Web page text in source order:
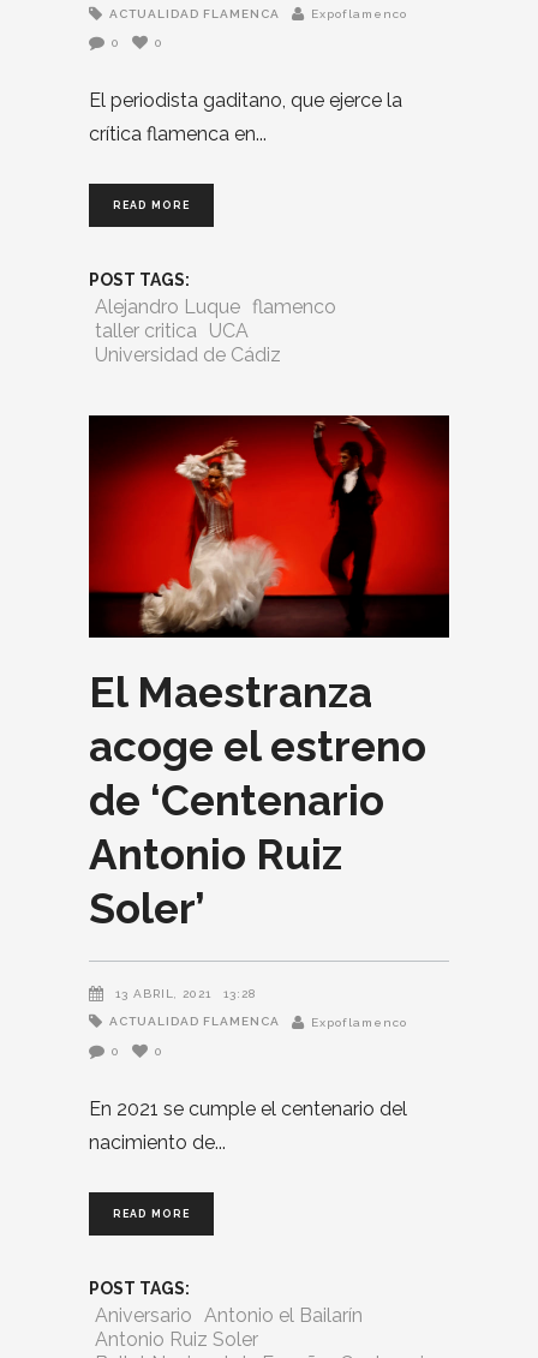
ACTUALIDAD FLAMENCA Expoflamenco
0 0
El periodista gaditano, que ejerce la
crítica flamenca en
READ MORE
POST TAGS:
Alejandro Luque flamenco
taller critica UCA
Universidad de Cádiz
El Maestranza
acoge el estreno
de ‘Centenario
Antonio Ruiz
Soler’
13 ABRIL, 2021 13:28
ACTUALIDAD FLAMENCA Expoflamenco
0 0
En 2021 se cumple el centenario del
nacimiento de
READ MORE
POST TAGS:
Aniversario Antonio el Bailarín
Antonio Ruiz Soler